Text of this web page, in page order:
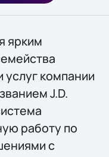
ярким
компании
J.D.
работу по
с